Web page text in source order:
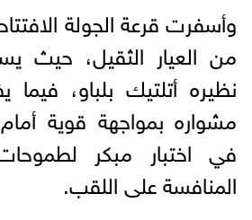
وأسفرت قرعة الجولة
من العيار الثقيل، حيث
نظيره أتلتيك بلباو، فيما
مشواره بمواجهة قوية
في اختبار مبكر
المنافسة على اللقب.